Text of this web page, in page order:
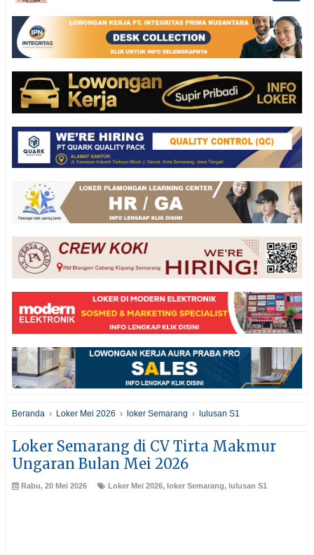
Beranda › Loker Mei 2026 › loker Semarang › lulusan S1
Loker Semarang di CV Tirta Makmur
Ungaran Bulan Mei 2026
Rabu, 20 Mei 2026 Loker Mei 2026, loker Semarang, lulusan S1